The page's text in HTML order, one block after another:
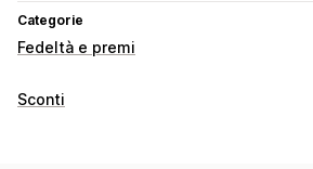
Categorie
Fedeltà e premi
Tipi di programmi
Sconti